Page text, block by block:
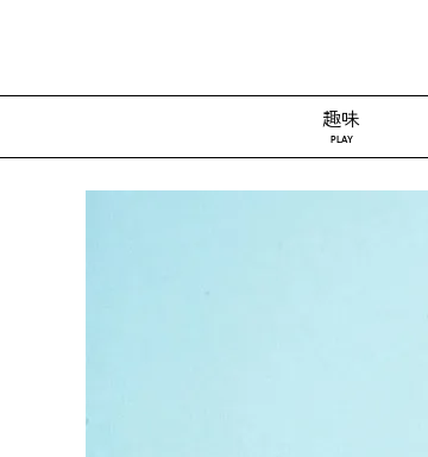
趣味
PLAY